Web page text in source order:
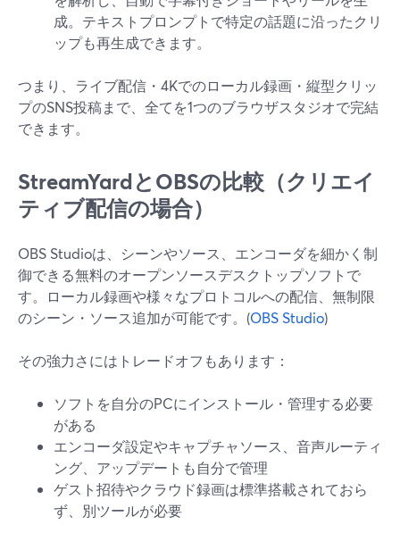
成。テキストプロンプトで特定の話題に沿ったクリ
ップも再生成できます。
つまり、ライブ配信・4Kでのローカル録画・縦型クリッ
プのSNS投稿まで、全てを1つのブラウザスタジオで完結
できます。
StreamYardとOBSの比較（クリエイ
ティブ配信の場合）
OBS Studioは、シーンやソース、エンコーダを細かく制
御できる無料のオープンソースデスクトップソフトで
す。ローカル録画や様々なプロトコルへの配信、無制限
のシーン・ソース追加が可能です。(OBS Studio)
その強力さにはトレードオフもあります：
ソフトを自分のPCにインストール・管理する必要
がある
エンコーダ設定やキャプチャソース、音声ルーティ
ング、アップデートも自分で管理
ゲスト招待やクラウド録画は標準搭載されておら
ず、別ツールが必要